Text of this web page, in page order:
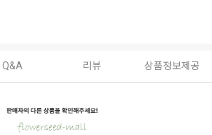
Q&A 리뷰 상품정보제공